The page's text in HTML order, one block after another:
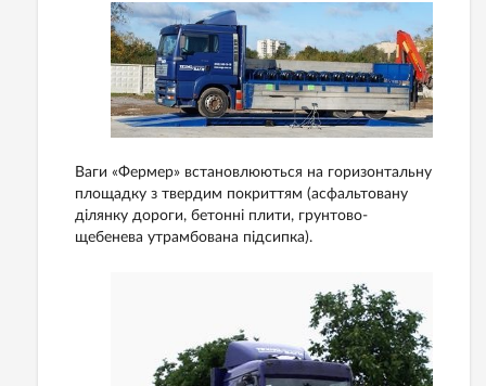
Ваги «Фермер» встановлюються на горизонтальну
площадку з твердим покриттям (асфальтовану
ділянку дороги, бетонні плити, грунтово-
щебенева утрамбована підсипка).